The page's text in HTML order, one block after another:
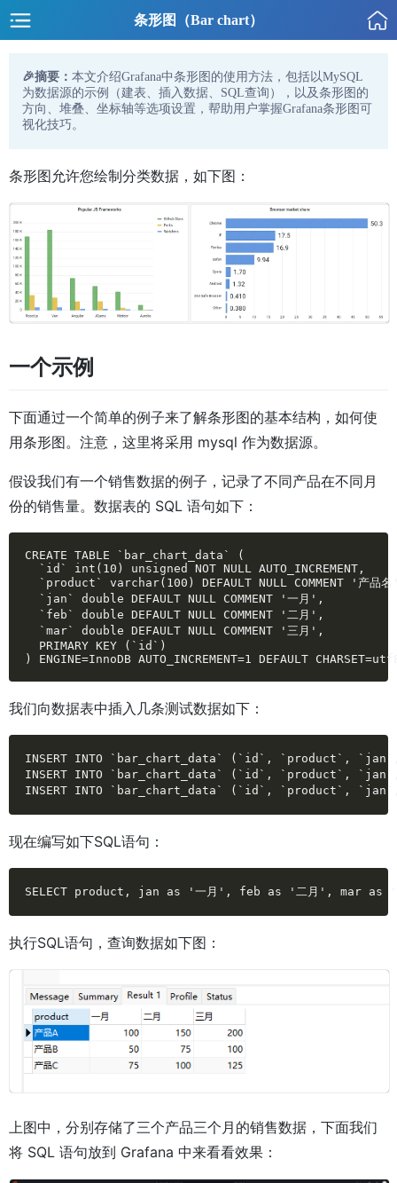
条形图（Bar chart）
🎉摘要： 本文介绍Grafana中条形图的使用方法，包括以MySQL
为数据源的示例（建表、插入数据、SQL查询），以及条形图的
方向、堆叠、坐标轴等选项设置，帮助用户掌握Grafana条形图可
视化技巧。
条形图允许您绘制分类数据，如下图：
一个示例
下面通过一个简单的例子来了解条形图的基本结构，如何使
用条形图。注意，这里将采用 mysql 作为数据源。
假设我们有一个销售数据的例子，记录了不同产品在不同月
份的销售量。数据表的 SQL 语句如下：
CREATE TABLE `bar_chart_data` (
`id` int(10) unsigned NOT NULL AUTO_INCREMENT,
`product` varchar(100) DEFAULT NULL COMMENT '产品
`jan` double DEFAULT NULL COMMENT '一月',
`feb` double DEFAULT NULL COMMENT '二月',
`mar` double DEFAULT NULL COMMENT '三月',
PRIMARY KEY (`id`)
) ENGINE=InnoDB AUTO_INCREMENT=1 DEFAULT
我们向数据表中插入几条测试数据如下：
INSERT INTO `bar_chart_data` (`id`, `product`,
INSERT INTO `bar_chart_data` (`id`, `product`,
INSERT INTO `bar_chart_data` (`id`, `product`,
现在编写如下SQL语句：
SELECT product, jan as '一月', feb as '二月', mar
执行SQL语句，查询数据如下图：
上图中，分别存储了三个产品三个月的销售数据，下面我们
将 SQL 语句放到 Grafana 中来看看效果：